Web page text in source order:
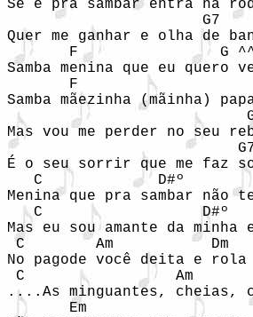
Se é pra sambar entra na
G7
Quer me ganhar e olha de
F                G
Samba menina que eu quero
F
Samba mãezinha (mãinha)
Mas vou me perder no seu
É o seu sorrir que me faz
C             D#º
Menina que pra sambar não
C
Mas eu sou amante da
C        Am
No pagode você deita e
C                 Am
....As minguantes, cheias,
Em